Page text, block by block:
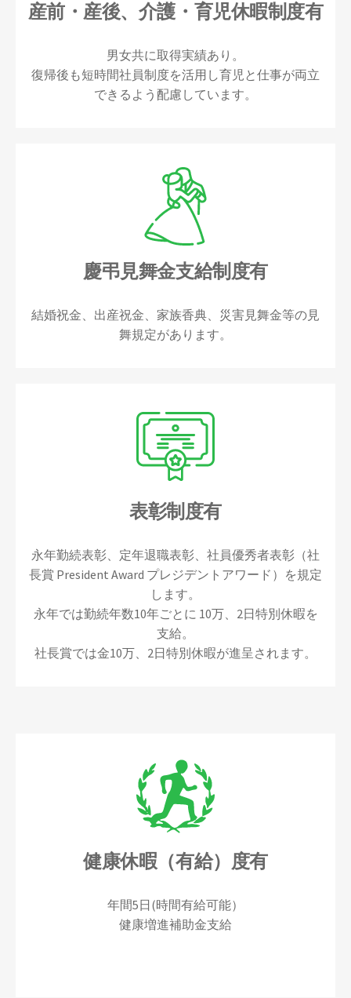
産前・産後、介護・育児休暇制度有
男女共に取得実績あり。
復帰後も短時間社員制度を活用し育児と仕事が両立
できるよう配慮しています。
慶弔見舞金支給制度有
結婚祝金、出産祝金、家族香典、災害見舞金等の見
舞規定があります。
表彰制度有
永年勤続表彰、定年退職表彰、社員優秀者表彰（社
長賞 President Award プレジデントアワード）を規定
します。
永年では勤続年数10年ごとに 10万、2日特別休暇を
支給。
社長賞では金10万、2日特別休暇が進呈されます。
健康休暇（有給）度有
年間5日(時間有給可能）
健康増進補助金支給